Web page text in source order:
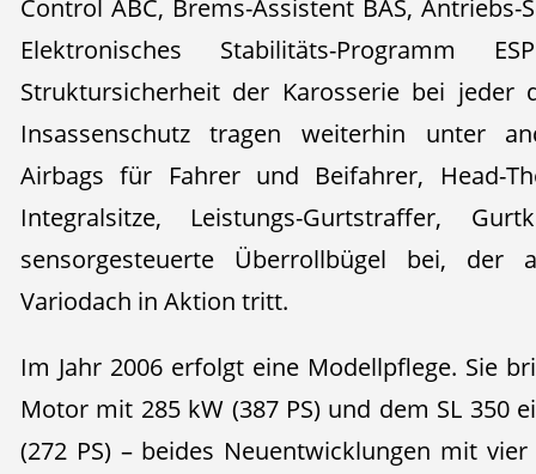
Control ABC, Brems-Assistent BAS, Antriebs-
Elektronisches Stabilitäts-Programm
Struktursicherheit der Karosserie bei jeder
Insassenschutz tragen weiterhin unter
Airbags für Fahrer und Beifahrer, Head-
Integralsitze, Leistungs-Gurtstraffer,
sensorgesteuerte Überrollbügel bei, der
Variodach in Aktion tritt.
Im Jahr 2006 erfolgt eine Modellpflege. Sie
Motor mit 285 kW (387 PS) und dem SL 350
(272 PS) – beides Neuentwicklungen mit